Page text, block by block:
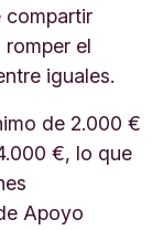
compartir
romper el
iguales.
de 2.000 €
€, lo que
Apoyo